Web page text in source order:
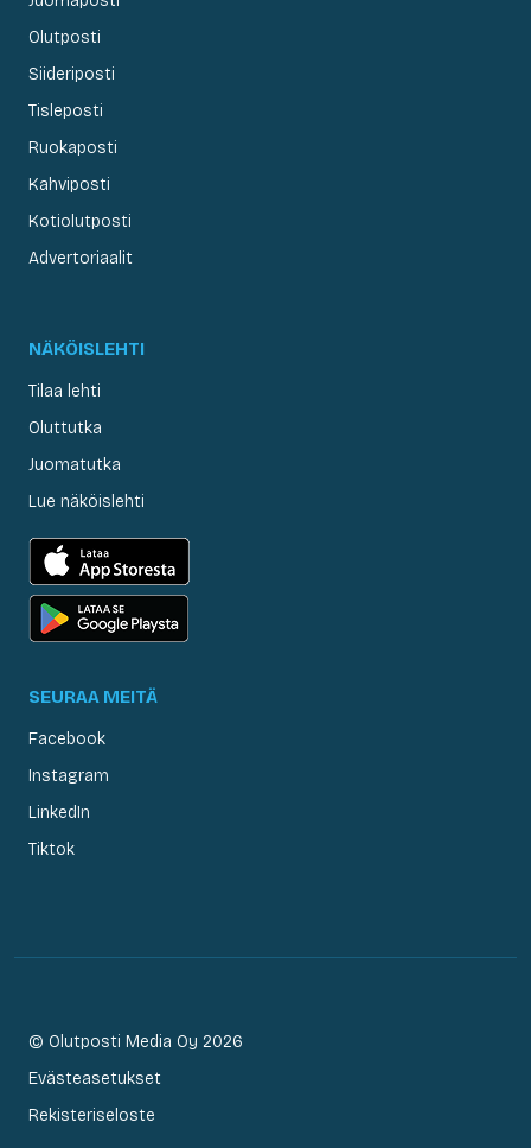
Olutposti
Siideriposti
Tisleposti
Ruokaposti
Kahviposti
Kotiolutposti
Advertoriaalit
NÄKÖISLEHTI
Tilaa lehti
Oluttutka
Juomatutka
Lue näköislehti
SEURAA MEITÄ
Facebook
Instagram
LinkedIn
Tiktok
© Olutposti Media Oy 2026
Evästeasetukset
Rekisteriseloste